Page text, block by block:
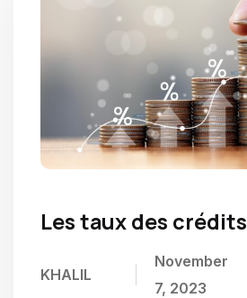
Les taux des crédits
KHALIL
November
7, 2023